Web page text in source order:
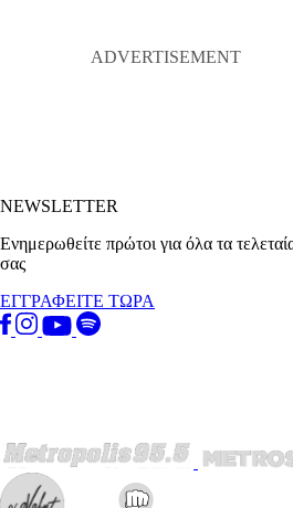
NEWSLETTER
Ενημερωθείτε πρώτοι για όλα τα
σας
ΕΓΓΡΑΦΕΙΤΕ ΤΩΡΑ